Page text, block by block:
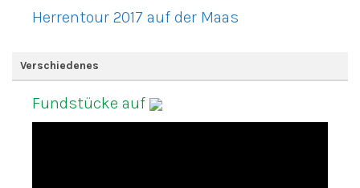
Herrentour 2017 auf der Maas
Verschiedenes
Fundstücke auf